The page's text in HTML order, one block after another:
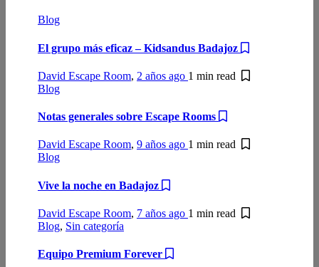
Blog
El grupo más eficaz – Kidsandus Badajoz
David Escape Room, 2 años ago 1 min read
Blog
Notas generales sobre Escape Rooms
David Escape Room, 9 años ago 1 min read
Blog
Vive la noche en Badajoz
David Escape Room, 7 años ago 1 min read
Blog, Sin categoría
Equipo Premium Forever